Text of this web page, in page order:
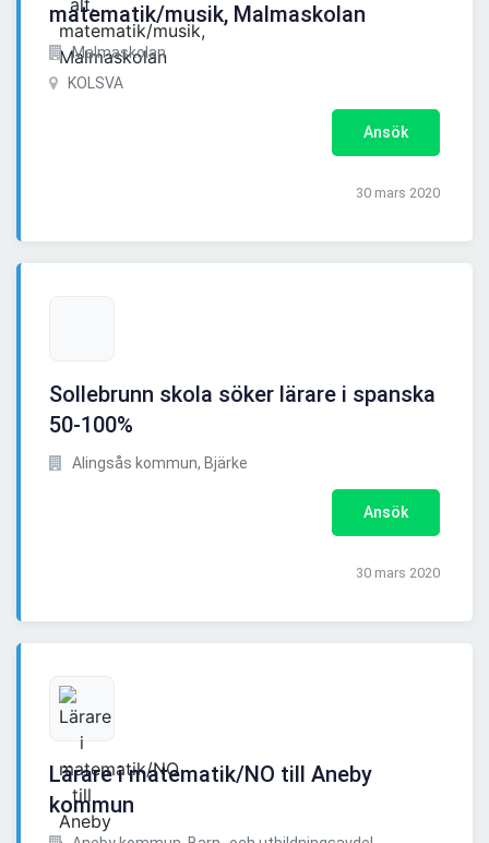
matematik/musik, Malmaskolan
Malmaskolan
KOLSVA
Ansök
30 mars 2020
Sollebrunn skola söker lärare i spanska
50-100%
Alingsås kommun, Bjärke
Ansök
30 mars 2020
Lärare i matematik/NO till Aneby
kommun